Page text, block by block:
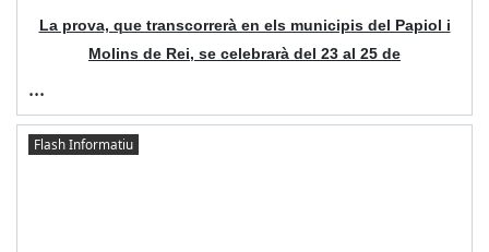
La prova, que transcorrerà en els municipis del Papiol i
Molins de Rei, se celebrarà del 23 al 25 de
...
Flash Informatiu